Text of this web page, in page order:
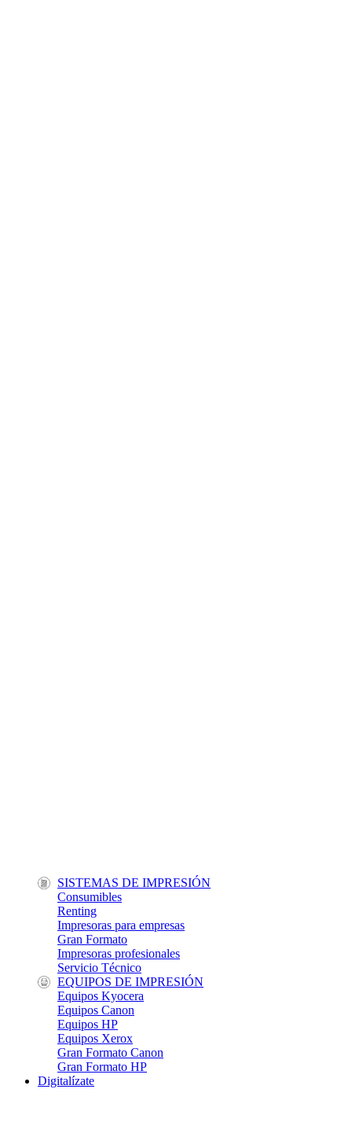
SISTEMAS DE IMPRESIÓN
Consumibles
Renting
Impresoras para empresas
Gran Formato
Impresoras profesionales
Servicio Técnico
EQUIPOS DE IMPRESIÓN
Equipos Kyocera
Equipos Canon
Equipos HP
Equipos Xerox
Gran Formato Canon
Gran Formato HP
Digitalízate